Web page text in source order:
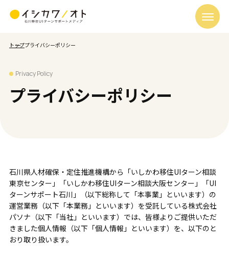
トッププライバシーポリシー
Privacy Policy
プライバシーポリシー
石川県人材確保・定住推進機構から「いしかわ移住UIターン相談
東京センター」「いしかわ移住UIターン相談大阪センター」「UI
ターンサポート石川」（以下総称して「本事業」といいます）の
運営業務（以下「本業務」といいます）を受託している株式会社
パソナ（以下「当社」といいます）では、皆様よりご提供いただ
きました個人情報（以下「個人情報」といいます）を、以下のと
おり取り扱います。